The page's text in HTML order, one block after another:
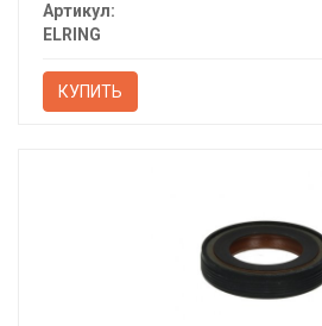
Артикул:
ELRING
КУПИТЬ